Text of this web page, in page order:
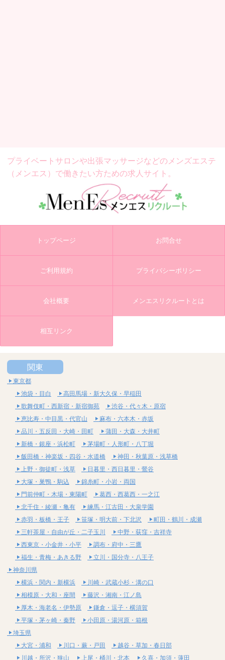
プライベートサロンや出張マッサージなどの メンズエステ
（メンエス）で働きたい方ための求人サイト。
トップページ お問合せ
ご利用規約 プライバシーポリシー
会社概要 メンエスリクルートとは
相互リンク
関東
東京都
池袋・目白
高田馬場・新大久保・早稲田
歌舞伎町・西新宿・新宿御苑
渋谷・代々木・原宿
恵比寿・中目黒・代官山
麻布・六本木・赤坂
品川・五反田・大崎・田町
蒲田・大森・大井町
新橋・銀座・浜松町
茅場町・人形町・八丁堀
飯田橋・神楽坂・四谷・水道橋
神田・秋葉原・浅草橋
上野・御徒町・浅草
日暮里・西日暮里・鶯谷
大塚・巣鴨・駒込
錦糸町・小岩・両国
門前仲町・木場・東陽町
葛西・西葛西・一之江
北千住・綾瀬・亀有
練馬・江古田・大泉学園
赤羽・板橋・王子
笹塚・明大前・下北沢
町田・鶴川・成瀬
三軒茶屋・自由が丘・二子玉川
中野・荻窪・吉祥寺
西東京・小金井・小平
調布・府中・三鷹
福生・青梅・あきる野
立川・国分寺・八王子
神奈川県
横浜・関内・新横浜
川崎・武蔵小杉・溝の口
相模原・大和・座間
藤沢・湘南・江ノ島
厚木・海老名・伊勢原
鎌倉・逗子・横須賀
平塚・茅ヶ崎・秦野
小田原・湯河原・箱根
埼玉県
大宮・浦和
川口・蕨・戸田
越谷・草加・春日部
川越・所沢・狭山
上尾・桶川・北本 久喜・加須・蓮田